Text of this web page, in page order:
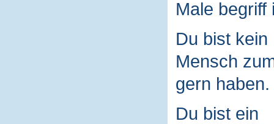
Male begriff
Du bist kein
Mensch
gern haben.
Du bist ein